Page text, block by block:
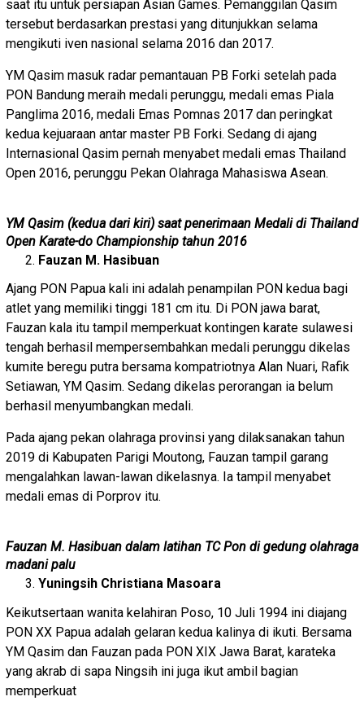
saat itu untuk persiapan Asian Games. Pemanggilan Qasim
tersebut berdasarkan prestasi yang ditunjukkan selama
mengikuti iven nasional selama 2016 dan 2017.
YM Qasim masuk radar pemantauan PB Forki setelah pada
PON Bandung meraih medali perunggu, medali emas Piala
Panglima 2016, medali Emas Pomnas 2017 dan peringkat
kedua kejuaraan antar master PB Forki. Sedang di ajang
Internasional Qasim pernah menyabet medali emas Thailand
Open 2016, perunggu Pekan Olahraga Mahasiswa Asean.
YM Qasim (kedua dari kiri) saat penerimaan Medali di Thailand
Open Karate-do Championship tahun 2016
Fauzan M. Hasibuan
Ajang PON Papua kali ini adalah penampilan PON kedua bagi
atlet yang memiliki tinggi 181 cm itu. Di PON jawa barat,
Fauzan kala itu tampil memperkuat kontingen karate sulawesi
tengah berhasil mempersembahkan medali perunggu dikelas
kumite beregu putra bersama kompatriotnya Alan Nuari, Rafik
Setiawan, YM Qasim. Sedang dikelas perorangan ia belum
berhasil menyumbangkan medali.
Pada ajang pekan olahraga provinsi yang dilaksanakan tahun
2019 di Kabupaten Parigi Moutong, Fauzan tampil garang
mengalahkan lawan-lawan dikelasnya. Ia tampil menyabet
medali emas di Porprov itu.
Fauzan M. Hasibuan dalam latihan TC Pon di gedung olahraga
madani palu
Yuningsih Christiana Masoara
Keikutsertaan wanita kelahiran Poso, 10 Juli 1994 ini diajang
PON XX Papua adalah gelaran kedua kalinya di ikuti. Bersama
YM Qasim dan Fauzan pada PON XIX Jawa Barat, karateka
yang akrab di sapa Ningsih ini juga ikut ambil bagian
memperkuat